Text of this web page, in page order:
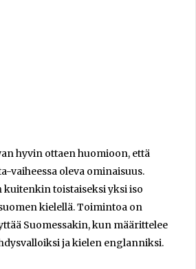
hyvin ottaen huomioon, että
vaiheessa oleva ominaisuus.
kuitenkin toistaiseksi yksi iso
kielellä. Toimintoa on
Suomessakin, kun määrittelee
ja kielen englanniksi.